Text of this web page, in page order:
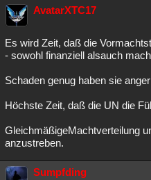
AvatarXTC17
Es wird Zeit, daß die
- sowohl finanziell alsauch
Schaden genug haben sie
Höchste Zeit, daß die UN die
GleichmäßigeMachtverteilung
anzustreben.
Sumpfding